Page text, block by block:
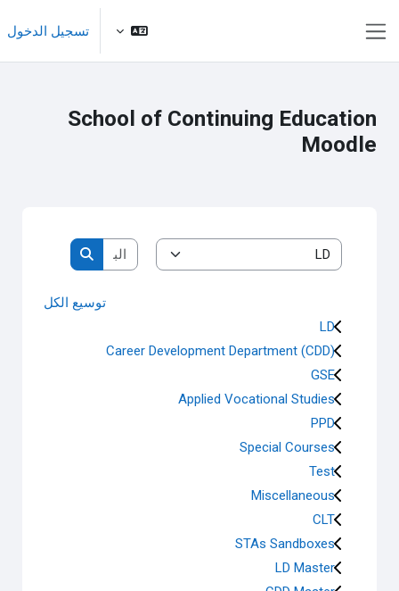
تسجيل الدخول
School of Continuing Education
Moodle
تصنيفات المقررات الدراسية
البحث في
البحث في
توسيع الكل
LD
Career Development Department (CDD)
GSE
Applied Vocational Studies
PPD
Special Courses
Test
Miscellaneous
CLT
STAs Sandboxes
LD Master